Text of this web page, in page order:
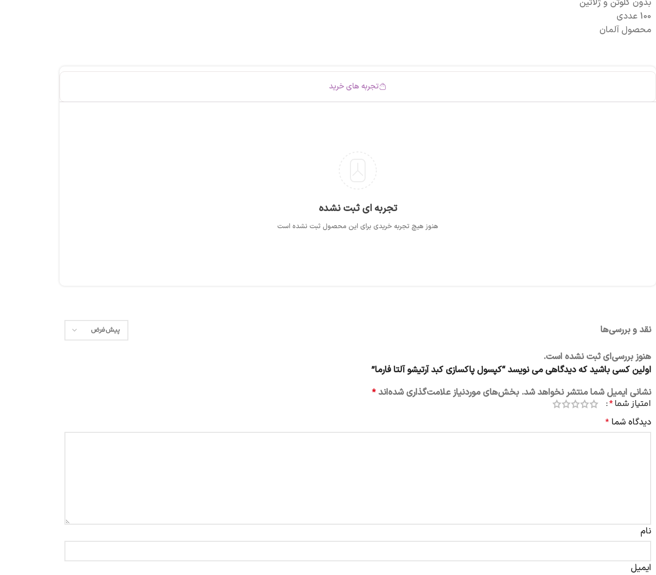
بدون گلوتن و ژلاتین
100 عددی
محصول آلمان
تجربه های خرید
تجربه ای ثبت نشده
هنوز هیچ تجربه خریدی برای این محصول ثبت نشده است
نقد و بررسی‌ها
هنوز بررسی‌ای ثبت نشده است.
اولین کسی باشید که دیدگاهی می نویسد “کپسول پاکسازی کبد آرتیشو آلتا فارما”
نشانی ایمیل شما منتشر نخواهد شد. بخش‌های موردنیاز علامت‌گذاری شده‌اند *
امتیاز شما*
دیدگاه شما *
نام
ایمیل